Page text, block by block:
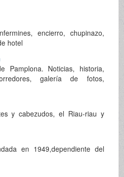
encierro, chupinazo,
hotel
Pamplona. Noticias, historia,
galería de fotos,
y cabezudos, el Riau-riau y
en 1949,dependiente del